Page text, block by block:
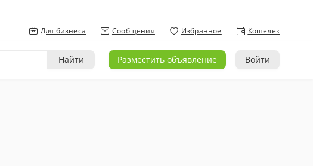
Для бизнеса Сообщения Избранное Кошелек
Найти Разместить объявление Войти